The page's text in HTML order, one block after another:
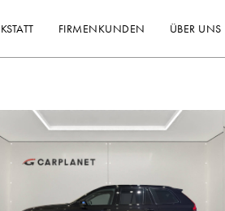
FIRMENKUNDEN ÜBER UNS